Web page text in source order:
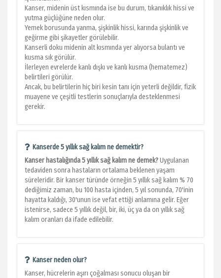
Kanser, midenin üst kısmında ise bu durum, tıkanıklık hissi ve
yutma güçlüğüne neden olur.
Yemek borusunda yanma, şişkinlik hissi, karında şişkinlik ve
geğirme gibi şikayetler görülebilir.
Kanserli doku midenin alt kısmında yer alıyorsa bulantı ve
kusma sık görülür.
İlerleyen evrelerde kanlı dışkı ve kanlı kusma (hematemez)
belirtileri görülür.
Ancak, bu belirtilerin hiç biri kesin tanı için yeterli değildir, fizik
muayene ve çeşitli testlerin sonuçlarıyla desteklenmesi
gerekir.
Kanserde 5 yıllık sağ kalım ne demektir?
Kanser hastalığında 5 yıllık sağ kalım ne demek?Uygulanan
tedaviden sonra hastaların ortalama beklenen yaşam
süreleridir. Bir kanser türünde örneğin 5 yıllık sağ kalım % 70
dediğimiz zaman, bu 100 hasta içinden, 5 yıl sonunda, 70'inin
hayatta kaldığı, 30'unun ise vefat ettiği anlamına gelir. Eğer
istenirse, sadece 5 yıllık değil, bir, iki, üç ya da on yıllık sağ
kalım oranları da ifade edilebilir.
Kanser neden olur?
Kanser, hücrelerin aşırı çoğalması sonucu oluşan bir